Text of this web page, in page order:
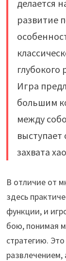
делается
развитие
глубокого
Игра
большим
между
захвата
В отличие от
здесь
функции, и
бою, понимая
стратегию.